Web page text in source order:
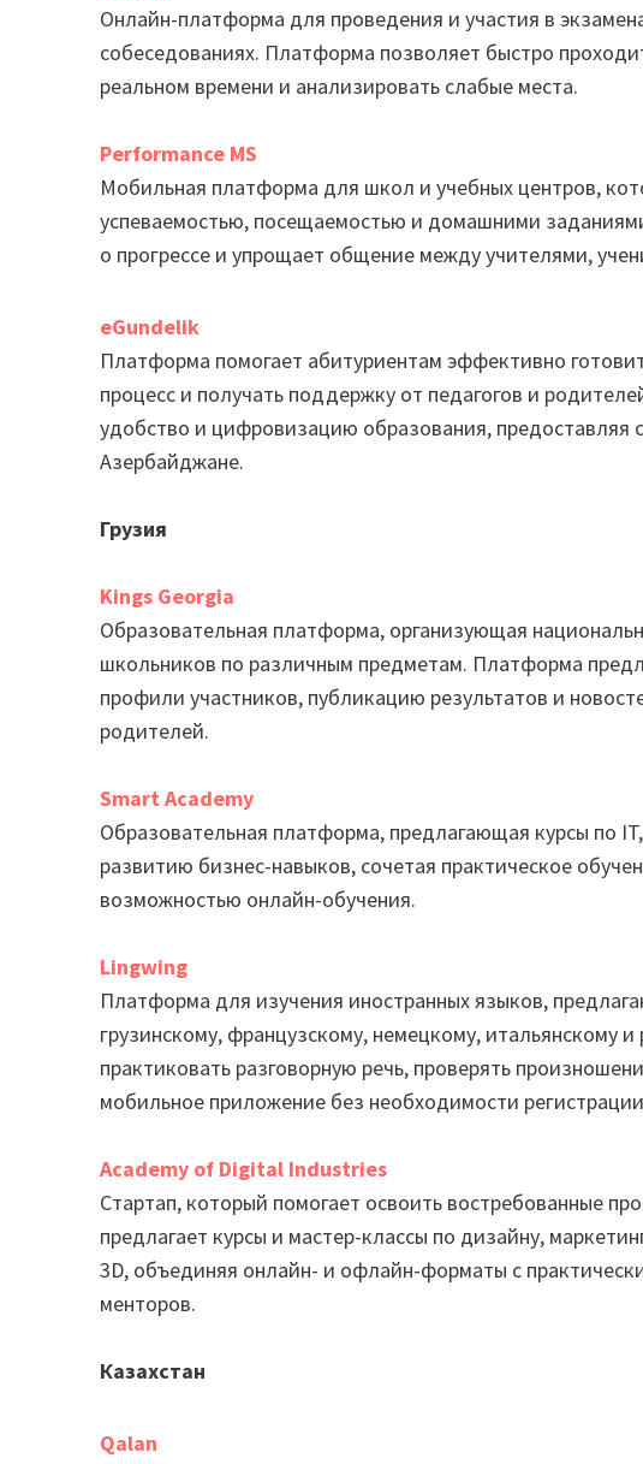
Онлайн-платформа для проведения и участия в
собеседованиях. Платформа позволяет быстро
реальном времени и анализировать слабые места.
Performance MS
Мобильная платформа для школ и учебных центров,
успеваемостью, посещаемостью и домашними
о прогрессе и упрощает общение между учителями,
eGundelik
Платформа помогает абитуриентам эффективно
процесс и получать поддержку от педагогов и
удобство и цифровизацию образования,
Азербайджане.
Грузия
Kings Georgia
Образовательная платформа, организующая
школьников по различным предметам. Платформа
профили участников, публикацию результатов и
родителей.
Smart Academy
Образовательная платформа, предлагающая курсы по
развитию бизнес-навыков, сочетая практическое
возможностью онлайн-обучения.
Lingwing
Платформа для изучения иностранных языков,
грузинскому, французскому, немецкому, итальянскому
практиковать разговорную речь, проверять
мобильное приложение без необходимости
Academy of Digital Industries
Стартап, который помогает освоить востребованные
предлагает курсы и мастер-классы по дизайну,
3D, объединяя онлайн- и офлайн-форматы с
менторов.
Казахстан
Qalan